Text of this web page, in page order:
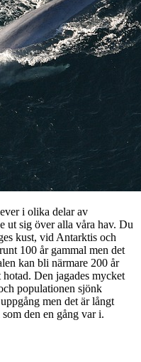
i olika delar av
ut sig över alla våra hav. Du
kust, vid Antarktis och
100 år gammal men det
kan bli närmare 200 år
Den jagades mycket
populationen sjönk
men det är långt
den en gång var i.